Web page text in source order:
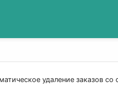
удаление заказов